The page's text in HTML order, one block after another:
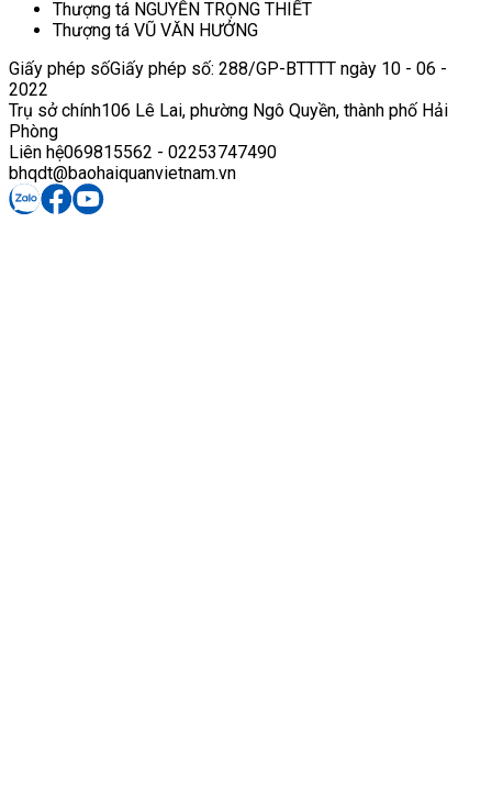
Thượng tá NGUYỄN TRỌNG THIẾT
Thượng tá VŨ VĂN HƯỞNG
Giấy phép sốGiấy phép số: 288/GP-BTTTT ngày 10 - 06 -
2022
Trụ sở chính106 Lê Lai, phường Ngô Quyền, thành phố Hải
Phòng
Liên hệ069815562 - 02253747490
bhqdt@baohaiquanvietnam.vn